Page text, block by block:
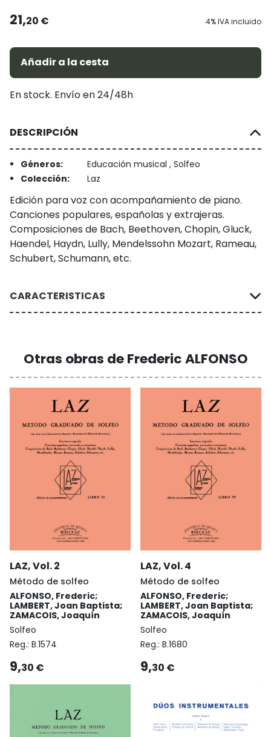
21,20 € 4% IVA incluido
Añadir a la cesta
En stock. Envío en 24/48h
DESCRIPCIÓN
Géneros:
Educación musical , Solfeo
Colección:
Laz
Edición para voz con acompañamiento de piano.
Canciones populares, españolas y extrajeras.
Composiciones de Bach, Beethoven, Chopin, Gluck,
Haendel, Haydn, Lully, Mendelssohn Mozart, Rameau,
Schubert, Schumann, etc.
CARACTERISTICAS
Otras obras de Frederic ALFONSO
LAZ, Vol. 2
Método de solfeo
ALFONSO, Frederic;
LAMBERT, Joan Baptista;
ZAMACOIS, Joaquín
Solfeo
Reg.: B.1574
9,30 €
LAZ, Vol. 4
Método de solfeo
ALFONSO, Frederic;
LAMBERT, Joan Baptista;
ZAMACOIS, Joaquín
Solfeo
Reg.: B.1680
9,30 €